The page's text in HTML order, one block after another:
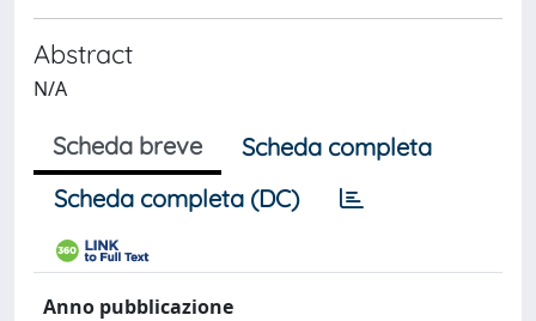
Abstract
N/A
Scheda breve
Scheda completa
Scheda completa (DC)
Anno pubblicazione